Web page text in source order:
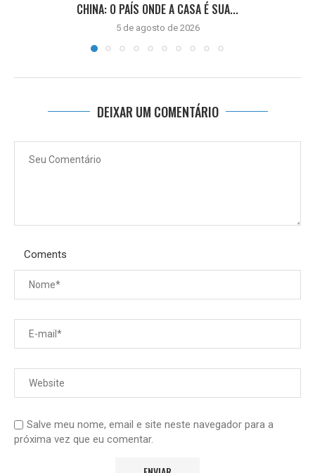
CHINA: O PAÍS ONDE A CASA É SUA...
5 de agosto de 2026
DEIXAR UM COMENTÁRIO
Coments
Salve meu nome, email e site neste navegador para a
próxima vez que eu comentar.